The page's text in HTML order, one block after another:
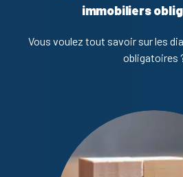
immobiliers
Vous voulez tout savoir sur les
obligatoires